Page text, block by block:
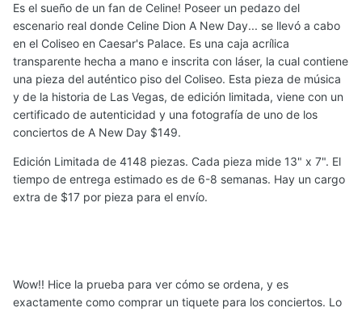
Es el sueño de un fan de Celine! Poseer un pedazo del
escenario real donde Celine Dion A New Day... se llevó a cabo
en el Coliseo en Caesar's Palace. Es una caja acrílica
transparente hecha a mano e inscrita con láser, la cual contiene
una pieza del auténtico piso del Coliseo. Esta pieza de música
y de la historia de Las Vegas, de edición limitada, viene con un
certificado de autenticidad y una fotografía de uno de los
conciertos de A New Day $149.
Edición Limitada de 4148 piezas. Cada pieza mide 13" x 7". El
tiempo de entrega estimado es de 6-8 semanas. Hay un cargo
extra de $17 por pieza para el envío.
Wow!! Hice la prueba para ver cómo se ordena, y es
exactamente como comprar un tiquete para los conciertos. Lo